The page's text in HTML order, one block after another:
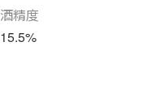
酒精度
15.5%